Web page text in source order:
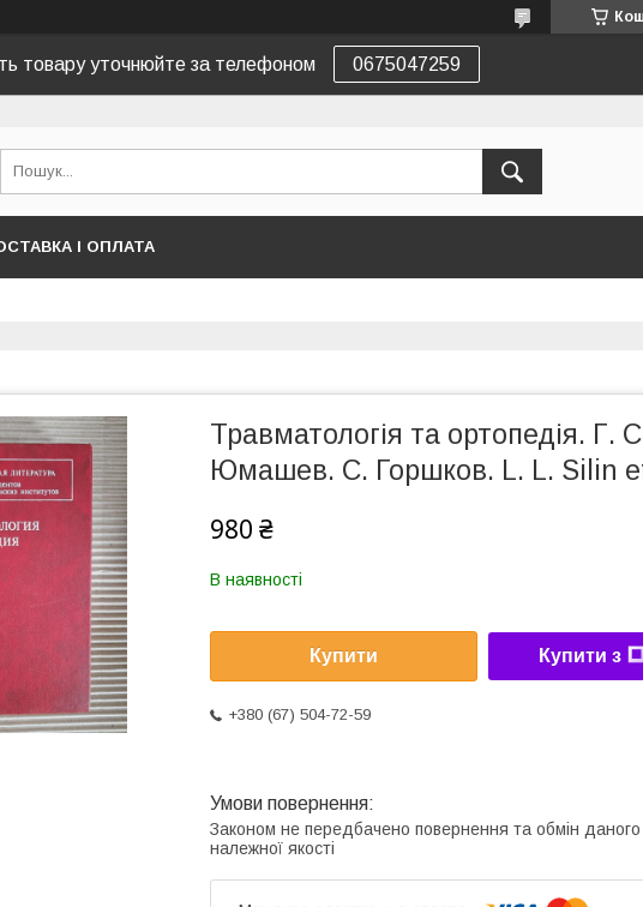
товару уточнюйте за телефоном 0675047259
І ОПЛАТА
Травматологія та ортопедія. Г.
Юмашев. С. Горшков. L. L. Silin
980 ₴
В наявності
Купити Купити з
+380 (67) 504-72-59
Законом не передбачено повернення та обмін даного
належної якості